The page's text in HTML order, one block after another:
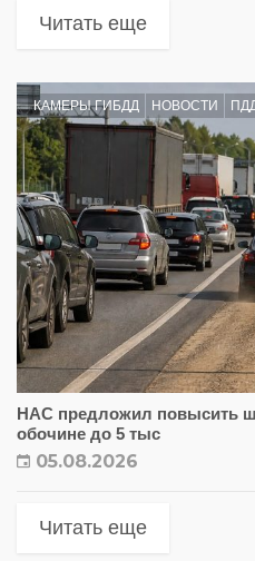
Читать еще
КАМЕРЫ ГИБДД НОВОСТИ
НАС предложил повысить
обочине до 5 тыс
05.08.2026
Читать еще